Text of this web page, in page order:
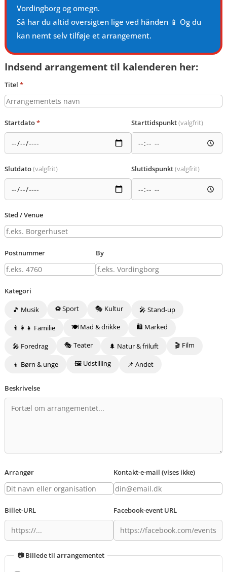
Vordingborg og omegn.
Så har du altid oversigten lige ved hånden 📱 Og du
kan nemt selv tilføje et arrangement.
Indsend arrangement til kalenderen her:
Titel *
Startdato* Starttidspunkt(valgfrit)
Slutdato(valgfrit) Sluttidspunkt(valgfrit)
Sted / Venue
Postnummer By
Kategori
🎵 Musik ⚽ Sport 🎭 Kultur
🎤 Stand-up
👨‍👩‍👧 Familie
🍽️ Mad & drikke 🛍️ Marked
🎤 Foredrag 🎭 Teater 🌲 Natur & friluft 🎬 Film
👦 Børn & unge 🖼️ Udstilling 📌 Andet
Beskrivelse
Arrangør Kontakt-e-mail (vises ikke)
Billet-URL Facebook-event URL
📷 Billede til arrangementet